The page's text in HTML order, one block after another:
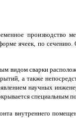
производство
ячеек, по
видом сварки
а также
научных
специальным
внутреннего